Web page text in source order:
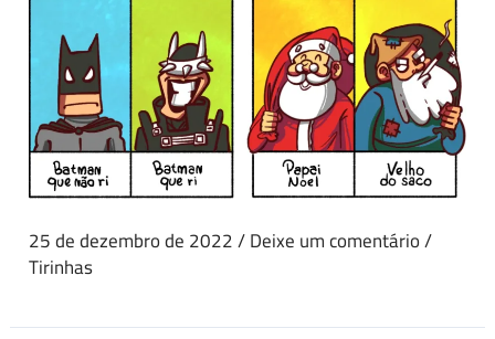
25 de dezembro de 2022/Deixe um comentário/
Tirinhas